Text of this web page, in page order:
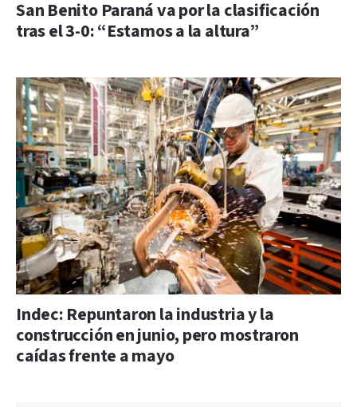
San Benito Paraná va por la clasificación
tras el 3-0: “Estamos a la altura”
Indec: Repuntaron la industria y la
construcción en junio, pero mostraron
caídas frente a mayo